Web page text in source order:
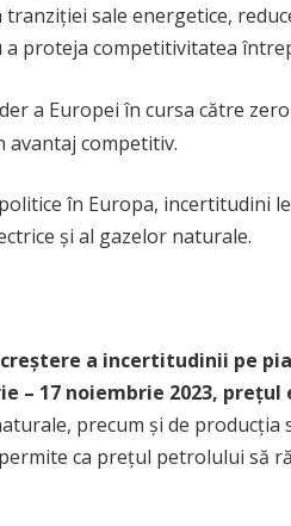
sale energetice,
proteja competitivitatea
a Europei în cursa către zero
competitiv.
în Europa, incertitudini
și al gazelor naturale.
a incertitudinii pe
17 noiembrie 2023,
precum și de
ca prețul petrolului să